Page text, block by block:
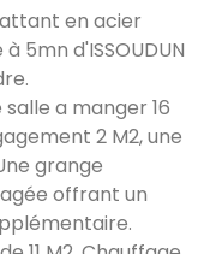
en acier
5mn d'ISSOUDUN
salle a manger 16
2 M2, une
grange
offrant un